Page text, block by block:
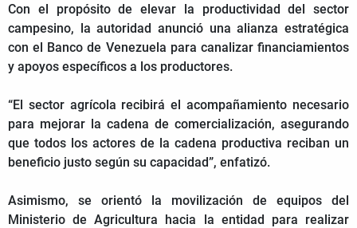
Con el propósito de elevar la productividad del sector
campesino, la autoridad anunció una alianza estratégica
con el Banco de Venezuela para canalizar financiamientos
y apoyos específicos a los productores.
“El sector agrícola recibirá el acompañamiento necesario
para mejorar la cadena de comercialización, asegurando
que todos los actores de la cadena productiva reciban un
beneficio justo según su capacidad”, enfatizó.
Asimismo, se orientó la movilización de equipos del
Ministerio de Agricultura hacia la entidad para realizar